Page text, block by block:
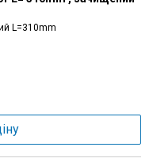
L=310mm